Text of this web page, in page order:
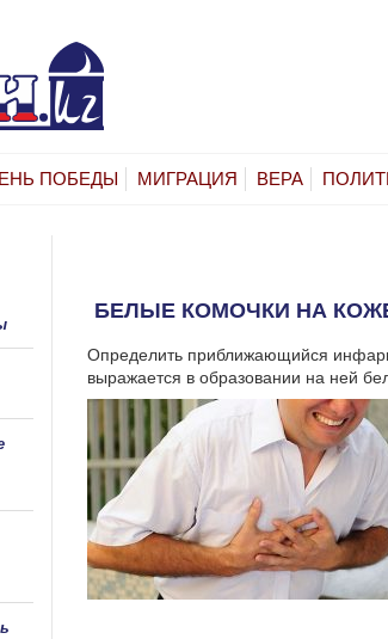
ПОБЕДЫ МИГРАЦИЯ ВЕРА
БЕЛЫЕ КОМОЧКИ НА
Определить приближающийся
выражается в образовании на ней